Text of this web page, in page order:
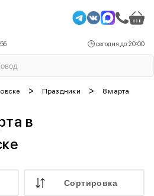
сегодня до 20:00
> Праздники > 8 марта
в
Cортировка